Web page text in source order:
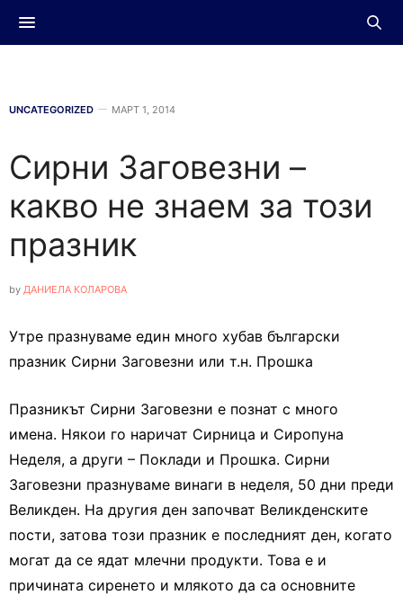
UNCATEGORIZED МАРТ 1, 2014
Сирни Заговезни –
какво не знаем за този
празник
by ДАНИЕЛА КОЛАРОВА
Утре празнуваме един много хубав български
празник Сирни Заговезни или т.н. Прошка
Празникът Сирни Заговезни е познат с много
имена. Някои го наричат Сирница и Сиропуна
Неделя, а други – Поклади и Прошка. Сирни
Заговезни празнуваме винаги в неделя, 50 дни преди
Великден. На другия ден започват Великденските
пости, затова този празник е последният ден, когато
могат да се ядат млечни продукти. Това е и
причината сиренето и млякото да са основните